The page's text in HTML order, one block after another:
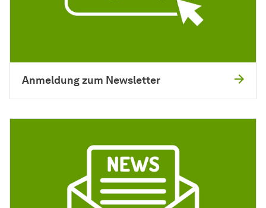
Anmeldung zum Newsletter